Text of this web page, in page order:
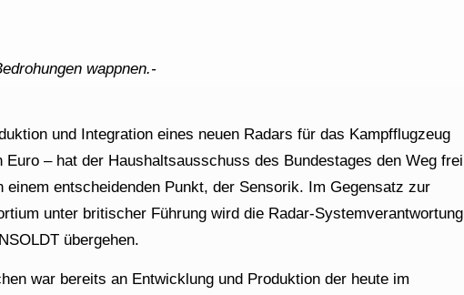
wappnen.-
und Integration eines neuen Radars für das Kampfflugzeug
– hat der Haushaltsausschuss des Bundestages den Weg frei
entscheidenden Punkt, der Sensorik. Im Gegensatz zur
unter britischer Führung wird die Radar-Systemverantwortung
übergehen.
war bereits an Entwicklung und Produktion der heute im